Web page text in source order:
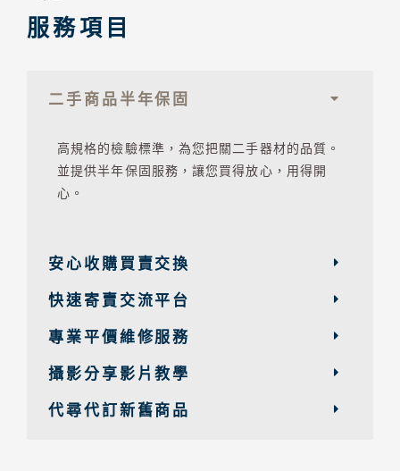
服務項目
二手商品半年保固
高規格的檢驗標準，為您把關二手器材的品質。
並提供半年保固服務，讓您買得放心，用得開
心。
安心收購買賣交換
快速寄賣交流平台
專業平價維修服務
攝影分享影片教學
代尋代訂新舊商品